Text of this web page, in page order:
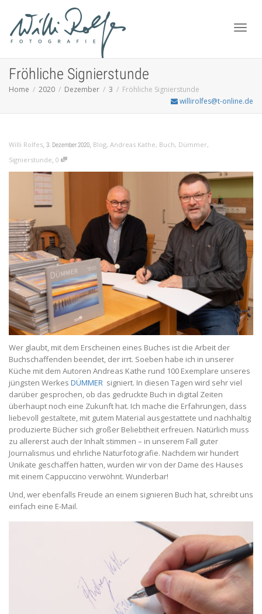
Fröhliche Signierstunde
Home 2020 Dezember 3
Fröhliche Signierstunde
willirolfes@t-online.de
Willi Rolfes, 3. Dezember 2020, Blog, Andreas Kathe, Buch, Dümmer,
Signierstunde, 0
Wer glaubt, mit dem Erscheinen eines Buches ist die Arbeit der
Buchschaffenden beendet, der irrt. Soeben habe ich in unserer
Küche mit dem Autoren Andreas Kathe rund 100 Exemplare unseres
jüngsten Werkes DÜMMER signiert. In diesen Tagen wird sehr viel
darüber gesprochen, ob das gedruckte Buch in digital Zeiten
überhaupt noch eine Zukunft hat. Ich mache die Erfahrungen, dass
liebevoll gestaltete, mit gutem Material ausgestattete und nachhaltig
produzierte Bücher sich großer Beliebtheit erfreuen. Natürlich muss
zu allererst auch der Inhalt stimmen – in unserem Fall guter
Journalismus und ehrliche Naturfotografie. Nachdem wir hundert
Unikate geschaffen hatten, wurden wir von der Dame des Hauses
mit einem Cappuccino verwöhnt. Wunderbar!
Und, wer ebenfalls Freude an einem signieren Buch hat, schreibt uns
einfach eine E-Mail.